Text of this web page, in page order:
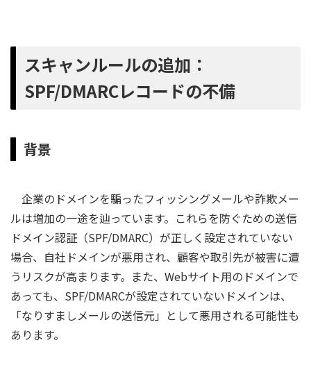
スキャンルールの追加：
SPF/DMARCレコードの不備
背景
企業のドメインを騙ったフィッシングメールや詐欺メー
ルは増加の一途を辿っています。これらを防ぐための送信
ドメイン認証（SPF/DMARC）が正しく設定されていない
場合、自社ドメインが悪用され、顧客や取引先が被害に遭
うリスクが高まります。また、Webサイト用のドメインで
あっても、SPF/DMARCが設定されていないドメインは、
「なりすましメールの送信元」として悪用される可能性も
あります。